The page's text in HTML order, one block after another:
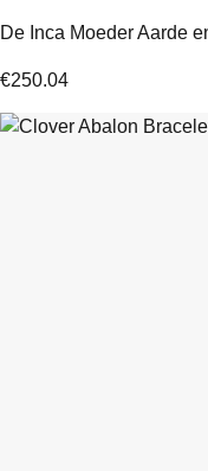
De Inca Moeder Aarde
€250.04